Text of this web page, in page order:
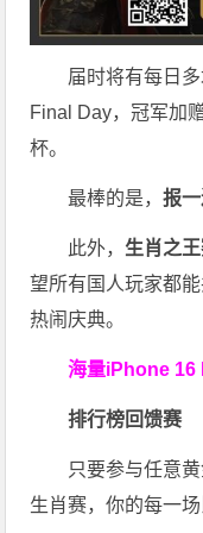
届时将有每日
Final Day，冠军加
杯。
最棒的是，报
此外， 生肖之
望所有国人玩家都
热闹庆典。
海量iPhone 16
排行榜回馈赛
只要参与任意
生肖赛，你的每一